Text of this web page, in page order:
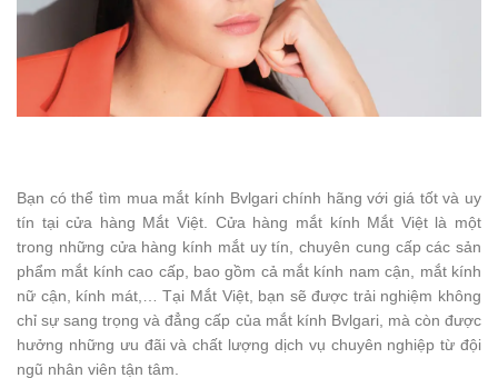
Bạn có thể tìm mua mắt kính Bvlgari chính hãng với giá tốt và uy
tín tại cửa hàng Mắt Việt. Cửa hàng mắt kính Mắt Việt là một
trong những cửa hàng kính mắt uy tín, chuyên cung cấp các sản
phẩm mắt kính cao cấp, bao gồm cả mắt kính nam cận, mắt kính
nữ cận, kính mát,… Tại Mắt Việt, bạn sẽ được trải nghiệm không
chỉ sự sang trọng và đẳng cấp của mắt kính Bvlgari, mà còn được
hưởng những ưu đãi và chất lượng dịch vụ chuyên nghiệp từ đội
ngũ nhân viên tận tâm.